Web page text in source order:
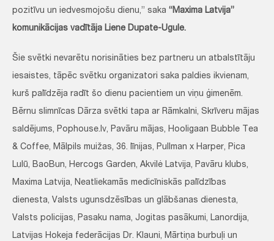
pozitīvu un iedvesmojošu dienu,” saka “Maxima Latvija”
komunikācijas vadītāja Liene Dupate-Ugule.
Šie svētki nevarētu norisināties bez partneru un atbalstītāju
iesaistes, tāpēc svētku organizatori saka paldies ikvienam,
kurš palīdzēja radīt šo dienu pacientiem un viņu ģimenēm.
Bērnu slimnīcas Dārza svētki tapa ar Rāmkalni, Skrīveru mājas
saldējums, Pophouse.lv, Pavāru mājas, Hooligaan Bubble Tea
& Coffee, Mālpils muižas, 36. līnijas, Pullman x Harper, Pica
Lulū, BaoBun, Hercogs Garden, Akvilė Latvija, Pavāru klubs,
Maxima Latvija, Neatliekamās medicīniskās palīdzības
dienesta, Valsts ugunsdzēsības un glābšanas dienesta,
Valsts policijas, Pasaku nama, Jogitas pasākumi, Lanordija,
Latvijas Hokeja federācijas Dr. Klauni, Mārtiņa burbuļi un